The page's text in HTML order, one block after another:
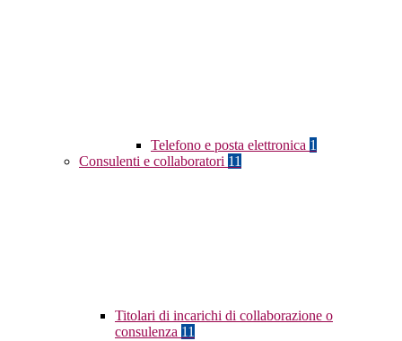
Telefono e posta elettronica 1
Consulenti e collaboratori 11
Titolari di incarichi di collaborazione o
consulenza 11